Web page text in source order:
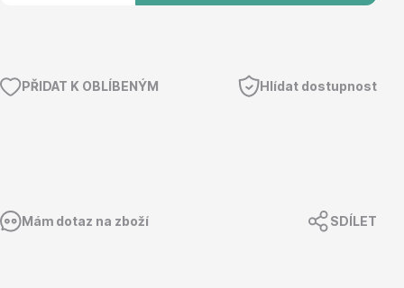
Vodní rostliny
PŘIDAT K OBLÍBENÝM Hlídat dostupnost
Mám dotaz na zboží SDÍLET